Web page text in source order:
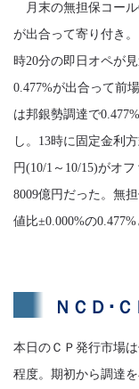
月末の無担保コール
が出合って寄り付き
時20分の即日オペが
0.477%が出合って前
は邦銀勢調達で
し。13時に固定金利
円(10/1～10/15)がオ
8009億円だった。無
値比±0.000%の
ＮＣＤ･
本日のＣＰ発行市場
程度。期初から調達